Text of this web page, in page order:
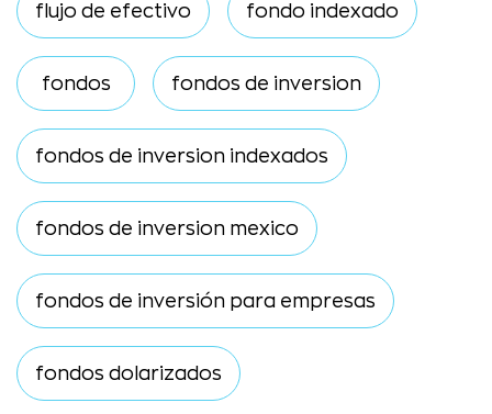
flujo de efectivo fondo indexado
fondos fondos de inversion
fondos de inversion indexados
fondos de inversion mexico
fondos de inversión para empresas
fondos dolarizados